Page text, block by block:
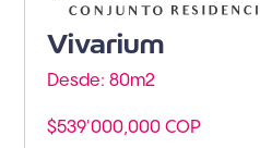
Vivarium
Desde: 80m2
$539'000,000 COP